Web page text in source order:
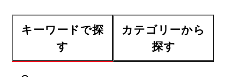
キーワードで探
す
カテゴリーから
探す